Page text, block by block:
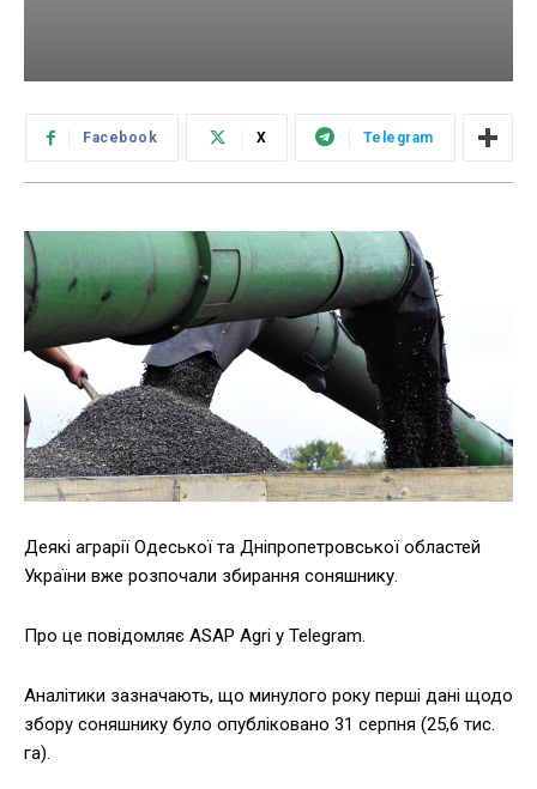
Facebook X Telegram
Деякі аграрії Одеської та Дніпропетровської областей
України вже розпочали збирання соняшнику.
Про це повідомляє ASAP Agri у Telegram.
Аналітики зазначають, що минулого року перші дані щодо
збору соняшнику було опубліковано 31 серпня (25,6 тис.
га).